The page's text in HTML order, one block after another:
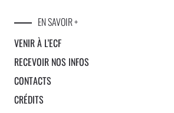
EN SAVOIR +
VENIR À L’ECF
RECEVOIR NOS INFOS
CONTACTS
CRÉDITS